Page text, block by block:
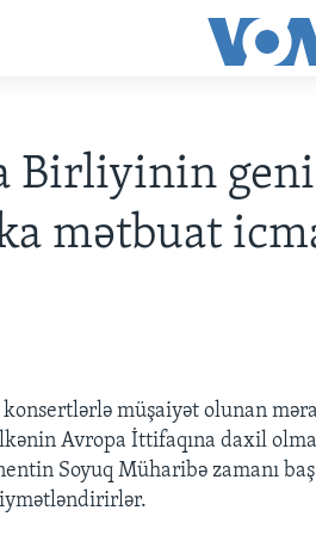
Birliyinin
mətbuat
konsertlərlə müşaiyət olunan
Avropa İttifaqına daxil
Soyuq Müharibə zamanı